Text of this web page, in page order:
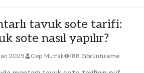
tavuk sote tarifi:
sote nasıl yapılır?
2025 Cep Mutfak 188 Görüntüleme